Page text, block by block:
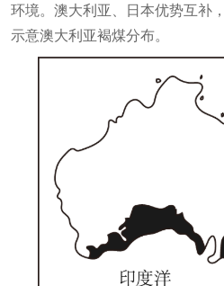
环境。澳大利亚、日本优势互补
示意澳大利亚褐煤分布。